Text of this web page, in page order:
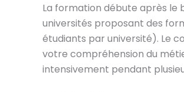
La formation débute après le
universités proposant des
étudiants par université). Le
votre compréhension du
intensivement pendant